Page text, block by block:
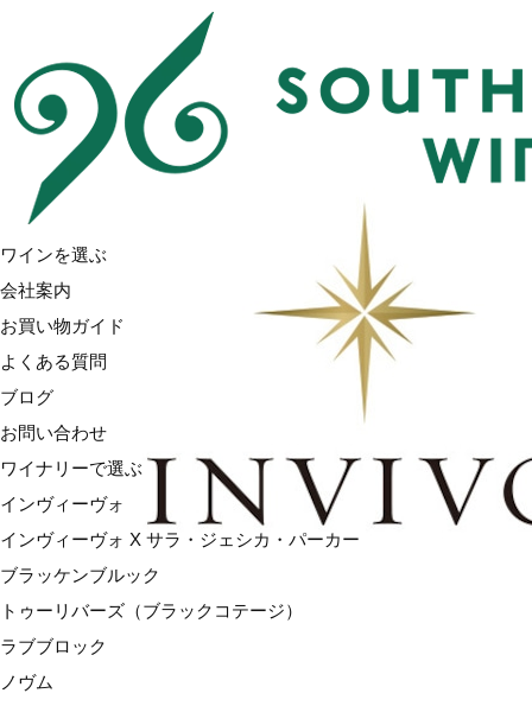
ワインを選ぶ
会社案内
お買い物ガイド
よくある質問
ブログ
お問い合わせ
ワイナリーで選ぶ
インヴィーヴォ
インヴィーヴォ X サラ・ジェシカ・パーカー
ブラッケンブルック
トゥーリバーズ（ブラックコテージ）
ラブブロック
ノヴム